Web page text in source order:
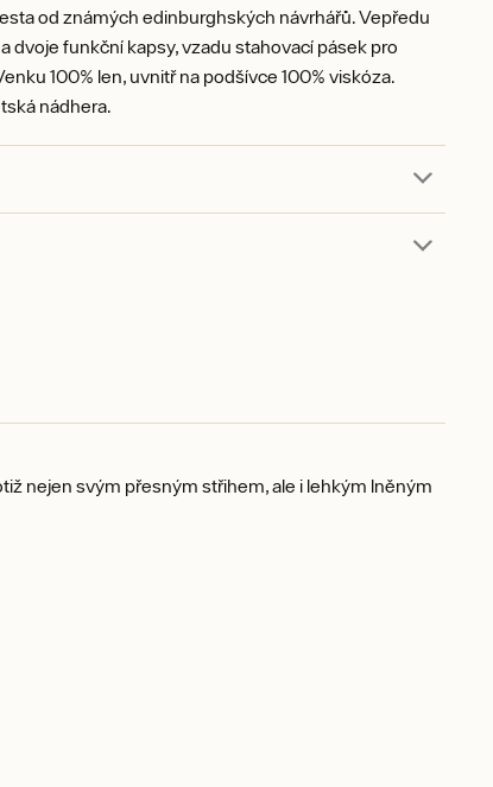
od známých edinburghských návrhářů. Vepředu
dvoje funkční kapsy, vzadu stahovací pásek pro
100% len, uvnitř na podšívce 100% viskóza.
nádhera.
nejen svým přesným střihem, ale i lehkým lněným